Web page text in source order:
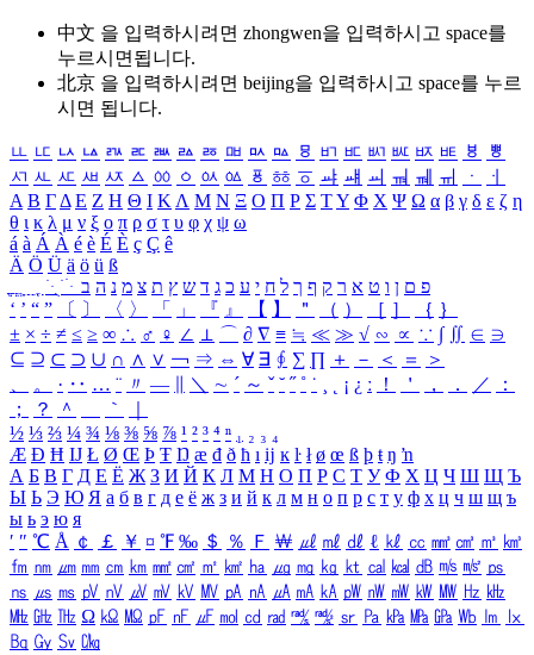
中文 을 입력하시려면 zhongwen을 입력하시고 space를
누르시면됩니다.
北京 을 입력하시려면 beijing을 입력하시고 space를 누르
시면 됩니다.
ㅥ ㅦ ㅧ ㅨ ㅩ ㅪ ㅫ ㅬ ㅭ ㅮ ㅯ ㅰ ㅱ ㅲ ㅳ ㅴ ㅵ ㅶ ㅷ ㅸ
ㅹ
ㅺ ㅻ ㅼ ㅽ ㅾ ㅿ ㆀ ㆁ ㆂ ㆃ ㆄ ㆅ ㆆ ㆇ ㆈ ㆉ ㆊ ㆋ ㆌ ㆍ
ㆎ
Α Β ΓΔ Ε Ζ Η Θ Ι ΚΛ Μ Ν Ξ Ο Π Ρ Σ ΤΥ Φ Χ Ψ Ω α β γ δ ε ζ η
θ ι κ λ μ ν ξ ο π ρ σ τ υ φ χ ψ ω
á à Á À é è É È ç Ç ê
Ä Ö Ü ä ö ü ß
ִֶֹ ֻּ ׁׂ פ ם ן ו ט א ר ק ף ך ל ח י ע כ ג ד ש ץ ת צ מ נ ה ב
‘ ’ “ ” 〔 〕 〈 〉 「 」 『 』 【 】 ＂ （ ） ［ ］ ｛ ｝
± × ÷ ≠ ≤ ≥ ∞ ∴ ♂ ♀ ∠ ⊥ ⌒ ∂ ∇ ≡ ≒ ≪ ≫ √ ∽ ∝ ∵ ∫ ∬ ∈ ∋
⊆ ⊇ ⊂ ⊃ ∪ ∩ ∧ ∨ ￢ ⇒ ⇔ ∀ ∃ ∮ ∑ ∏ ＋ － ＜ ＝
＞
、
。 · ‥ … ¨ 〃 ― ＼ ∼ ´ ～ ˇ ˘ ˝ ˚ ˙ ¸ ¡ ¿ ː ！ ＇ ， ． ／
：
；
？ ＾ ｀
½ ⅓ ⅔ ¼ ¾ ⅛ ⅜ ⅝ ⅞ ¹ ² ³ ⁴ ⁿ ₁ ₂ ₃ ₄
Æ Ð Ħ Ĳ Ł Ø Œ Þ Ŧ Ŋ æ đ ð ħ ı ĳ ĸ ŀ ł ø œ ß þ ŧ ŋ ŉ
А Б В Г Д Е Ё Ж З И Й К Л М Н О П Р С Т У Ф Х Ц Ч Ш Щ Ъ
Ы Ь Э Ю Я а б в г д е ё ж з и й к л м н о п р с т у ф х ц ч ш щ ъ
ы ь э ю я
′ ″ ℃ Å ￠ ￡ ￥ ¤ ℉ ‰ ＄ ％ Ｆ ￦ ㎕ ㎖ ㎗ ℓ ㎘ ㏄ ㎣ ㎤ ㎥ ㎦
㎙ ㎚ ㎛ ㎜ ㎝ ㎞ ㎟ ㎠ ㎡ ㎢ ㏊ ㎍ ㎎ ㎏ ㏏ ㎈ ㎉ ㏈ ㎧ ㎨ ㎰
㎱ ㎲ ㎳ ㎴ ㎵ ㎶ ㎷ ㎸ ㎹ ㎀ ㎁ ㎂ ㎃ ㎄ ㎺ ㎻ ㎽ ㎾ ㎿ ㎐ ㎑
㎒ ㎓ ㎔ Ω ㏀ ㏁ ㎊ ㎋ ㎌ ㏖ ㏅ ㎭ ㎮ ㎯ ㏛ ㎩ ㎪ ㎫ ㎬ ㏝ ㏐
㏓
㏃ ㏉ ㏜ ㏆